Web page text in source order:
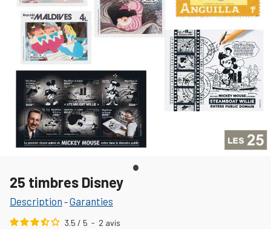
25 timbres Disney
Description -Garanties
3.5 / 5 - 2 avis